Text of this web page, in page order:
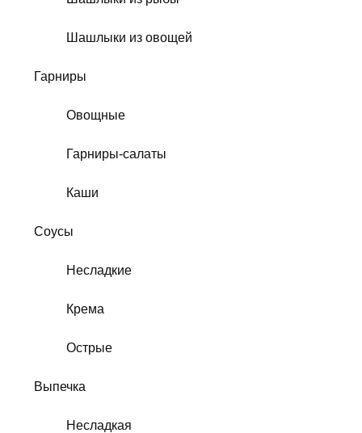
Шашлыки из овощей
Гарниры
Овощные
Гарниры-салаты
Каши
Соусы
Несладкие
Крема
Острые
Выпечка
Несладкая